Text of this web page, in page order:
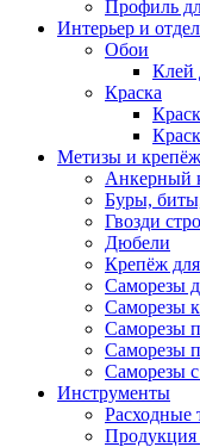
Профиль
Интерьер и
Обои
Клей
Краска
Метизы и крепёж
Анкерный
Буры,
Гвозди
Дюбели
Крепёж
Саморезы
Саморезы
Саморезы
Саморезы
Саморезы
Инструменты
Расходные
Продукция